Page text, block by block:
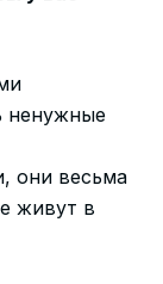
ненужные
они весьма
живут в